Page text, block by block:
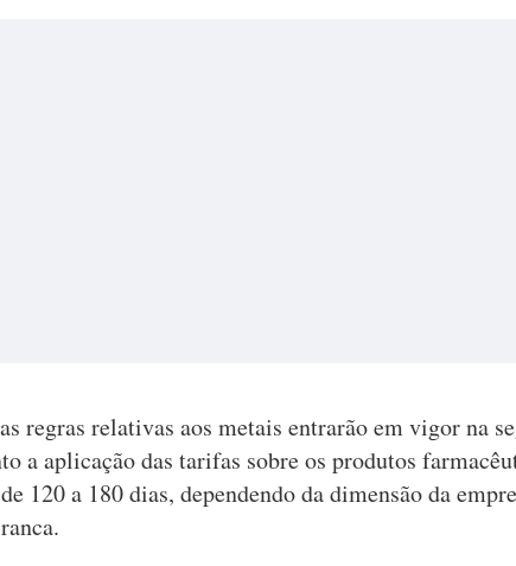
regras relativas aos metais entrarão em vigor na
a aplicação das tarifas sobre os produtos
120 a 180 dias, dependendo da dimensão da